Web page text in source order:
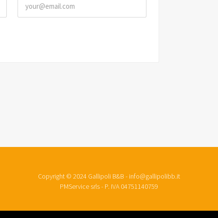
Copyright © 2024 Gallipoli B&B - info@gallipolibb.it
PMService srls - P. IVA 04751140759